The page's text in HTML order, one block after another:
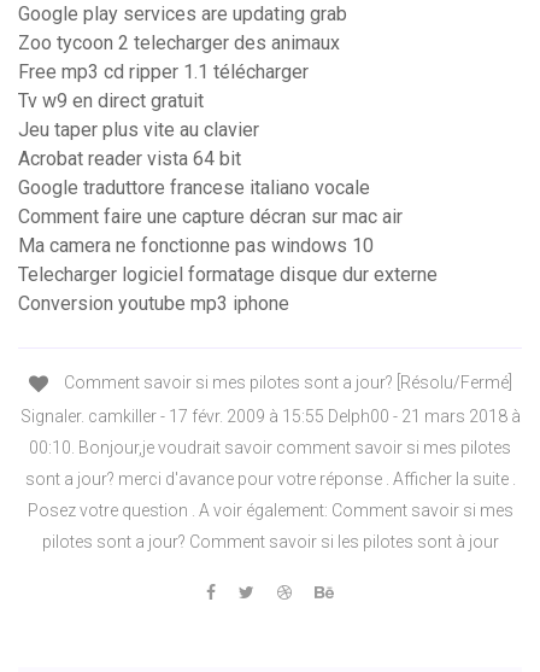
Google play services are updating grab
Zoo tycoon 2 telecharger des animaux
Free mp3 cd ripper 1.1 télécharger
Tv w9 en direct gratuit
Jeu taper plus vite au clavier
Acrobat reader vista 64 bit
Google traduttore francese italiano vocale
Comment faire une capture décran sur mac air
Ma camera ne fonctionne pas windows 10
Telecharger logiciel formatage disque dur externe
Conversion youtube mp3 iphone
Comment savoir si mes pilotes sont a jour? [Résolu/Fermé]
Signaler. camkiller - 17 févr. 2009 à 15:55 Delph00 - 21 mars 2018 à
00:10. Bonjour,je voudrait savoir comment savoir si mes pilotes
sont a jour? merci d'avance pour votre réponse . Afficher la suite .
Posez votre question . A voir également: Comment savoir si mes
pilotes sont a jour? Comment savoir si les pilotes sont à jour